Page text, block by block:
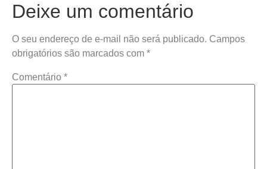
Deixe um comentário
O seu endereço de e-mail não será publicado. Campos
obrigatórios são marcados com *
Comentário *